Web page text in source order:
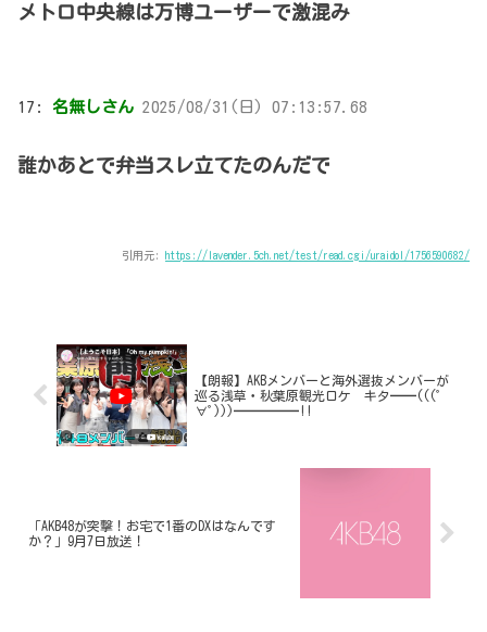
メトロ中央線は万博ユーザーで激混み
17: 名無しさん 2025/08/31(日) 07:13:57.68
誰かあとで弁当スレ立てたのんだで
引用元: https://lavender.5ch.net/test/read.cgi/uraidol/1756590682/
【朗報】AKBメンバーと海外選抜メンバーが
巡る浅草・秋葉原観光ロケ キタ━━(((ﾟ
∀ﾟ)))━━━━━!!
「AKB48が突撃！お宅で1番のDXはなんです
か？」9月7日放送！